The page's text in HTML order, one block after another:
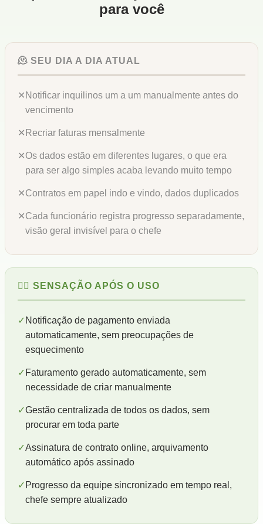
para você
🫠 SEU DIA A DIA ATUAL
✕ Notificar inquilinos um a um manualmente antes do
vencimento
✕ Recriar faturas mensalmente
✕Os dados estão em diferentes lugares, o que era
para ser algo simples acaba levando muito tempo
✕Contratos em papel indo e vindo, dados duplicados
✕Cada funcionário registra progresso separadamente,
visão geral invisível para o chefe
😮‍💨 SENSAÇÃO APÓS O USO
✓ Notificação de pagamento enviada
automaticamente, sem preocupações de
esquecimento
✓ Faturamento gerado automaticamente, sem
necessidade de criar manualmente
✓Gestão centralizada de todos os dados, sem
procurar em toda parte
✓Assinatura de contrato online, arquivamento
automático após assinado
✓ Progresso da equipe sincronizado em tempo real,
chefe sempre atualizado